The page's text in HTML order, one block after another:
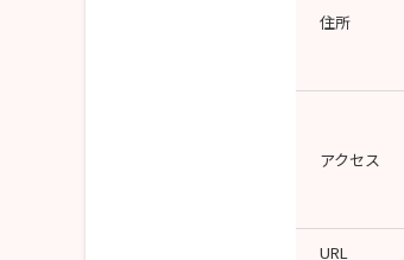
住所
アクセス
URL